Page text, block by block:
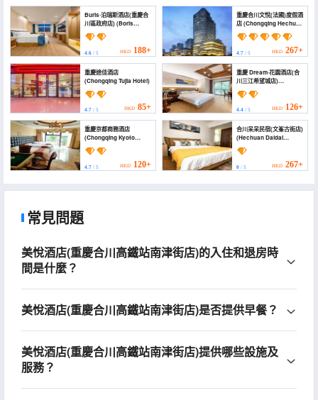
Buris·泊瑞斯酒店(重慶合
川區政府店) (Boris
Platinum Hotel)
4.6 / 5 HKD 188+
重慶合川文悅(法國)度假酒
店 (Chongqing Hechuan
Wenyue (France)
Resort Hotel)
4.7/ 5 HKD 267+
重慶途佳酒店
(Chongqing Tujia Hotel)
4.7 / 5 HKD 85+
重慶 Dream·花園酒店(合
川三江希望城店)
(Dream·HOTEL)
4.4/ 5 HKD 126+
重慶京都商務酒店
(Chongqing Kyoto
Business Hotel)
4.7 / 5 HKD 120+
合川呆呆民宿(文峯古街店)
(Hechuan Daidai
Homestay (Wenfeng
Ancient Street Branch))
0/ 5 HKD 267+
常見問題
美悅酒店(重慶合川高鐵站南津街店)的入住和退房時
間是什麼？
美悅酒店(重慶合川高鐵站南津街店)是否提供早餐？
美悅酒店(重慶合川高鐵站南津街店)提供哪些設施及
服務？